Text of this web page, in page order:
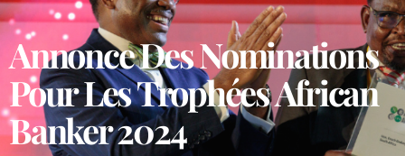
Annonce Des Nominations
Pour Les Trophées African
Banker 2024